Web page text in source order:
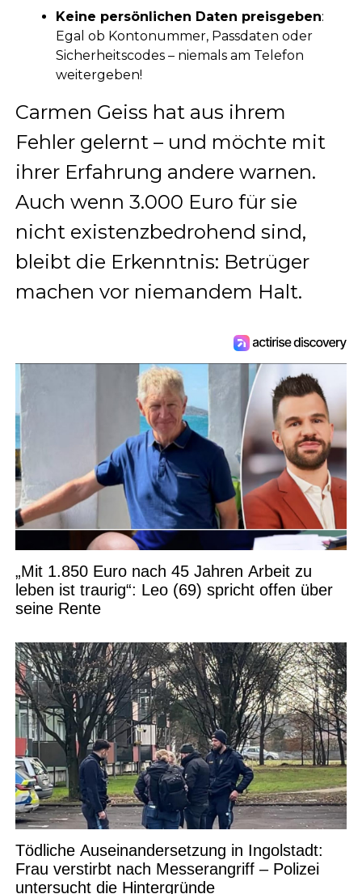
Keine persönlichen Daten preisgeben:
Egal ob Kontonummer, Passdaten oder
Sicherheitscodes – niemals am Telefon
weitergeben!
Carmen Geiss hat aus ihrem
Fehler gelernt – und möchte mit
ihrer Erfahrung andere warnen.
Auch wenn 3.000 Euro für sie
nicht existenzbedrohend sind,
bleibt die Erkenntnis: Betrüger
machen vor niemandem Halt.
„Mit 1.850 Euro nach 45 Jahren Arbeit zu
leben ist traurig“: Leo (69) spricht offen über
seine Rente
Tödliche Auseinandersetzung in Ingolstadt:
Frau verstirbt nach Messerangriff – Polizei
untersucht die Hintergründe